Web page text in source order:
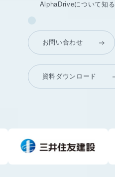
AlphaDriveについて知る
お問い合わせ
資料ダウンロード